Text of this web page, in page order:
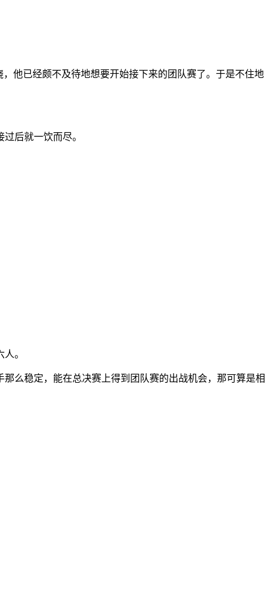
他已经颇不及待地想要开始接下来的团队赛了。于是不住地
后就一饮而尽。
。
么稳定，能在总决赛上得到团队赛的出战机会，那可算是相